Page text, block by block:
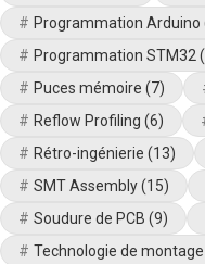
Programmation Arduino
Programmation STM32
Puces mémoire (7)
Reflow Profiling (6)
Rétro-ingénierie (13)
SMT Assembly(15)
Soudure de PCB (9)
Technologie de